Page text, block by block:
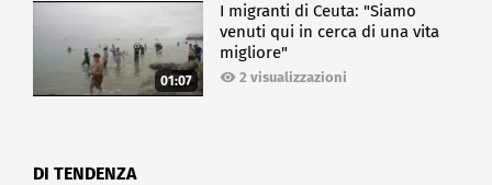
01:07
I migranti di Ceuta: "Siamo
venuti qui in cerca di una vita
migliore"
2 visualizzazioni
DI TENDENZA